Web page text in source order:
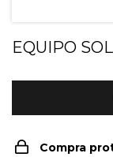
EQUIPO
Compra